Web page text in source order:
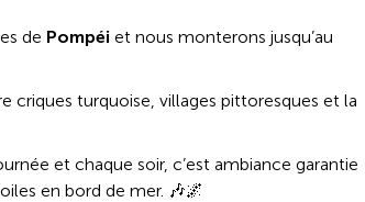
de Pompéi et nous monterons jusqu’au
criques turquoise, villages pittoresques et la
et chaque soir, c’est ambiance garantie
en bord de mer. 🎶🌌